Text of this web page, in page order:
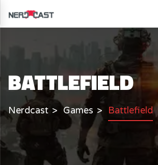
BATTLEFIELD
Nerdcast Games Battlefield